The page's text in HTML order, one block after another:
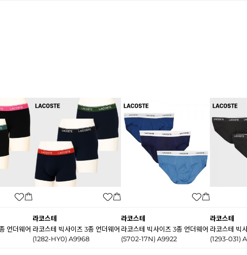
언더웨어
라코스테
라코스테 빅사이즈 3종 언더웨어
(1282-HY0) A9968
라코스테
라코스테 빅사이즈 3종 언더웨어
(5702-17N) A9922
라코스테
라코스테 빅
(1293-031)